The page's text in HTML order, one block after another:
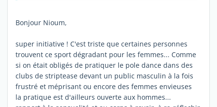
Bonjour Nioum,
super initiative ! C'est triste que certaines personnes
trouvent ce sport dégradant pour les femmes... Comme
si on était obligés de pratiquer le pole dance dans des
clubs de striptease devant un public masculin à la fois
frustré et méprisant ou encore des femmes envieuses
la pratique est d'ailleurs ouverte aux hommes...